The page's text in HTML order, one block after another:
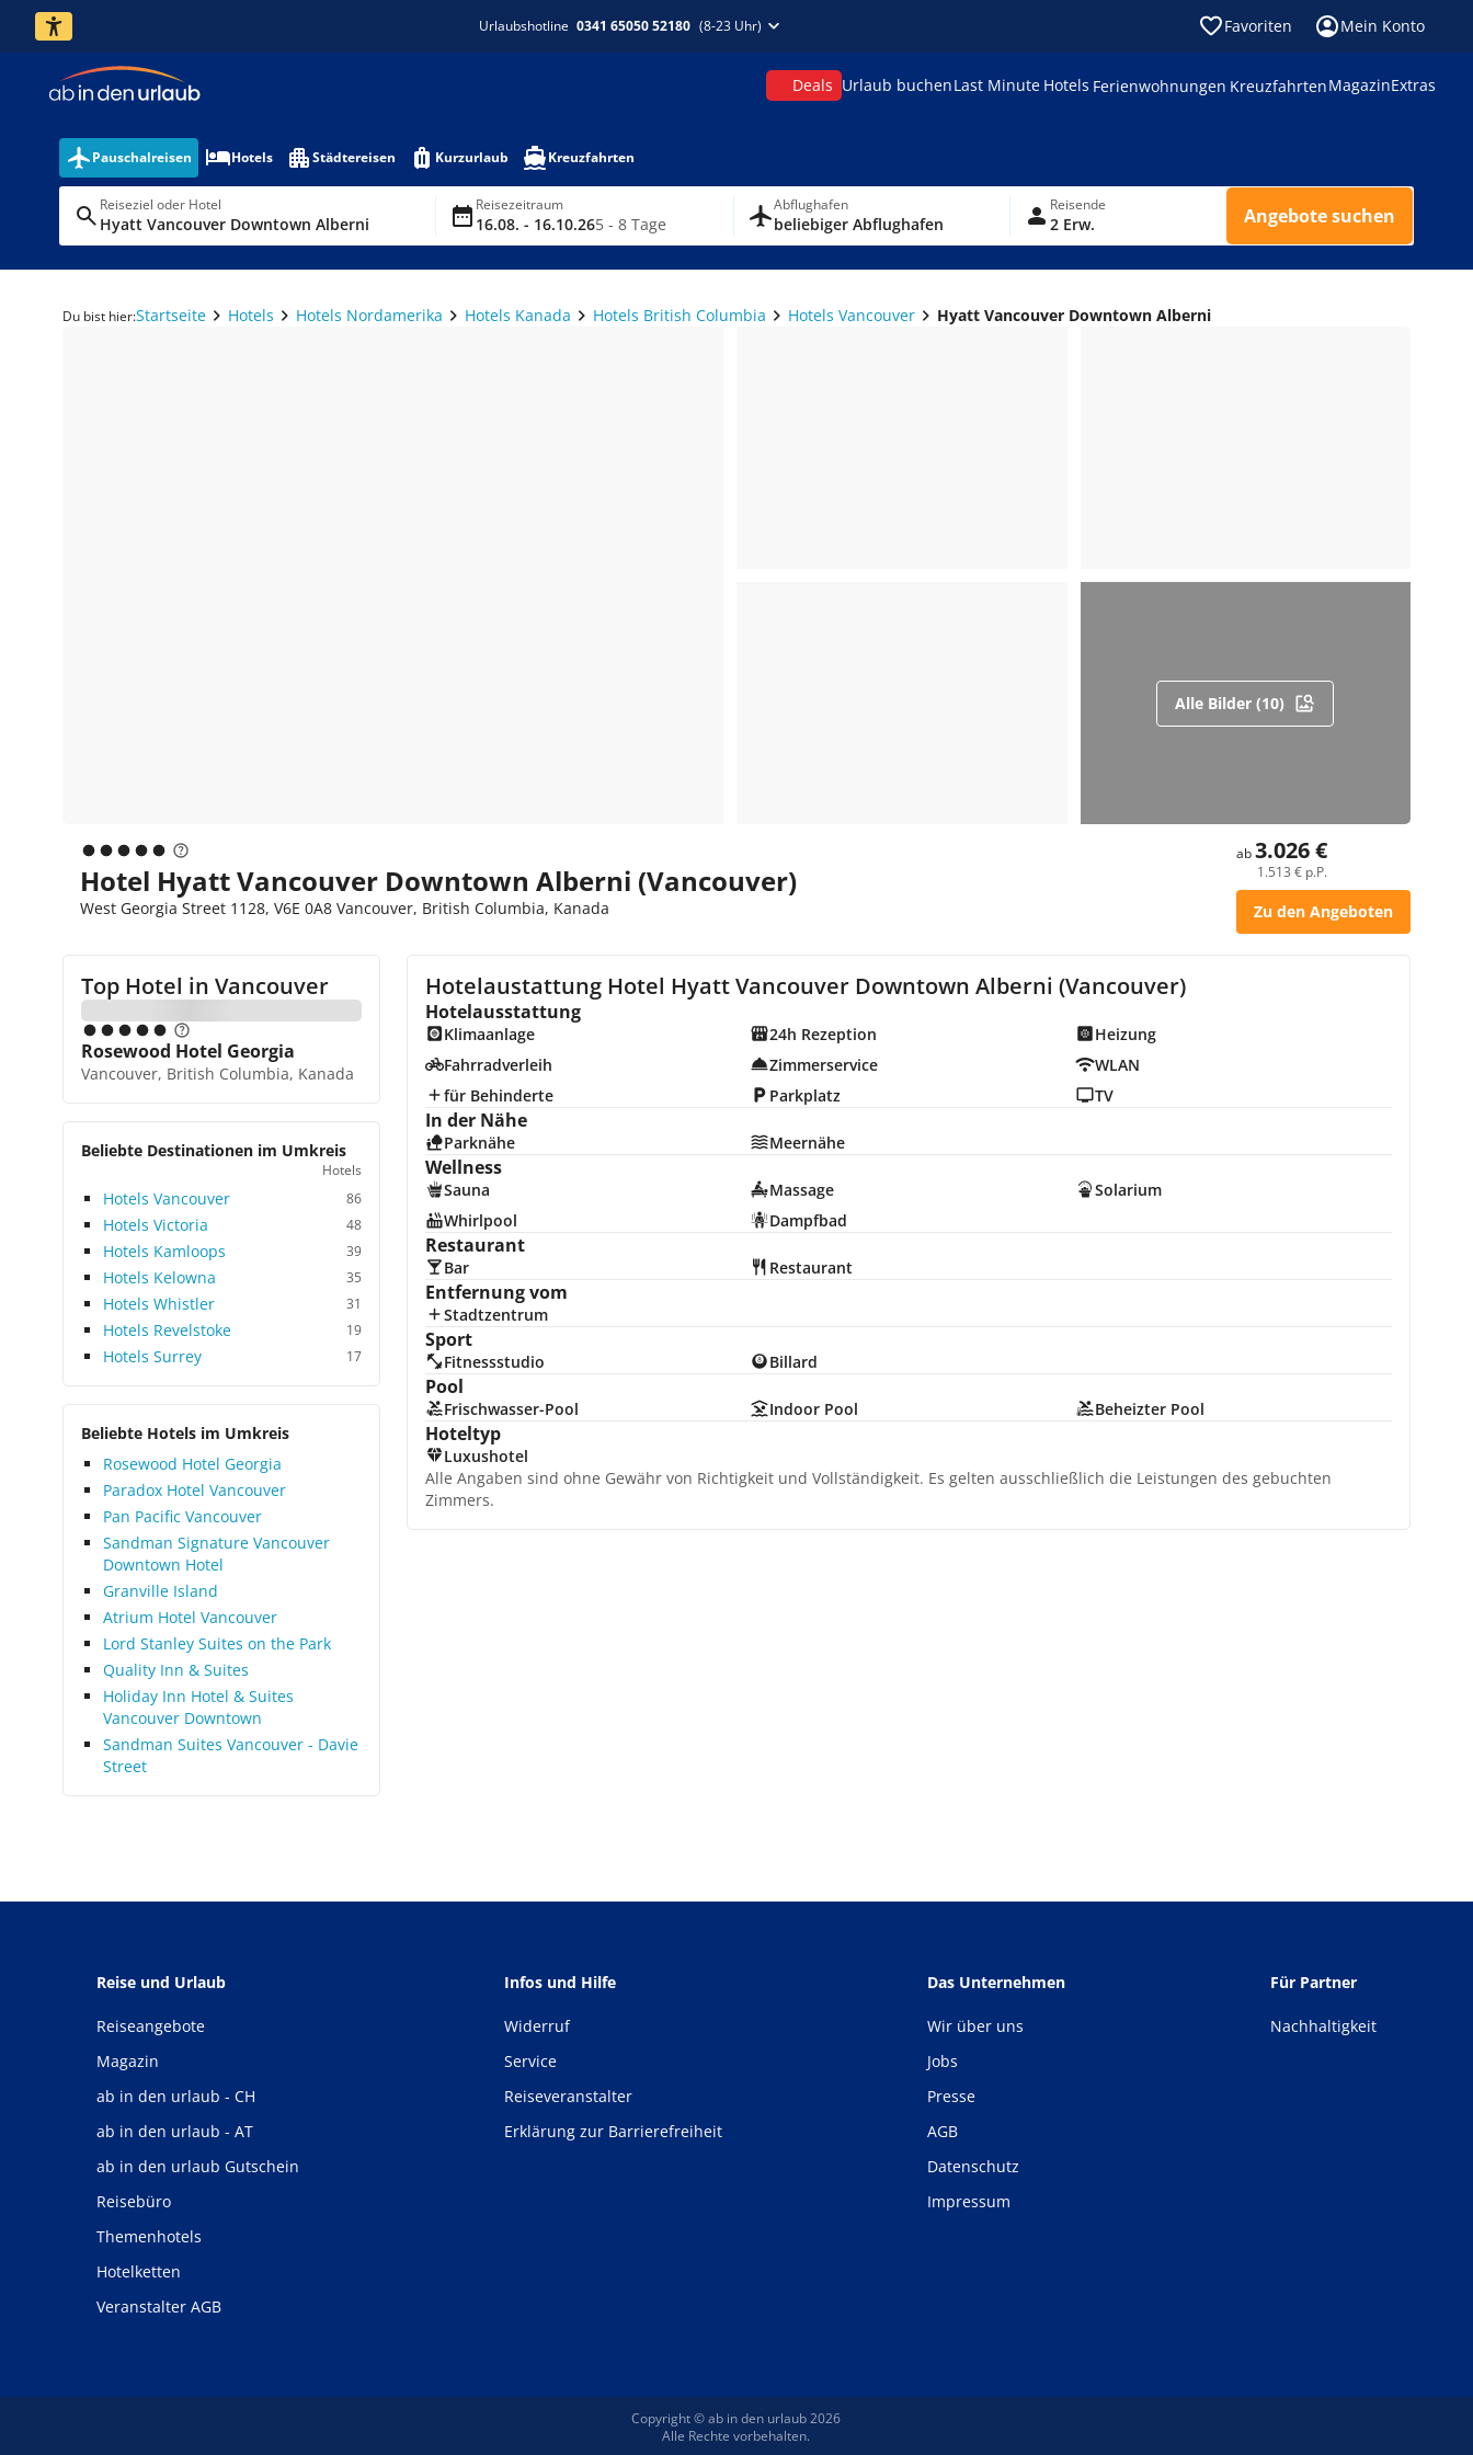
Urlaubshotline 0341 65050 52180 (8-23 Uhr) Favoriten Mein Konto
Deals Urlaub buchenLast Minute Hotels Ferienwohnungen KreuzfahrtenMagazinExtras
Pauschalreisen Hotels Städtereisen Kurzurlaub Kreuzfahrten
Reiseziel oder Hotel
Hyatt Vancouver Downtown Alberni
Reisezeitraum
16.08. - 16.10.265 - 8 Tage
Abflughafen
beliebiger Abflughafen
Reisende
2 Erw. Angebote suchen
Du bist hier:Startseite Hotels Hotels Nordamerika Hotels Kanada Hotels British Columbia Hotels Vancouver Hyatt Vancouver Downtown Alberni
Alle Bilder (10)
Hotel Hyatt Vancouver Downtown Alberni (Vancouver)
West Georgia Street 1128, V6E 0A8 Vancouver, British Columbia, Kanada
ab3.026 €
1.513 € p.P.
Zu den Angeboten
Top Hotel in Vancouver
Rosewood Hotel Georgia
Vancouver, British Columbia, Kanada
Beliebte Destinationen im Umkreis
Hotels
Hotels Vancouver 86
Hotels Victoria 48
Hotels Kamloops 39
Hotels Kelowna 35
Hotels Whistler 31
Hotels Revelstoke 19
Hotels Surrey 17
Beliebte Hotels im Umkreis
Rosewood Hotel Georgia
Paradox Hotel Vancouver
Pan Pacific Vancouver
Sandman Signature Vancouver
Downtown Hotel
Granville Island
Atrium Hotel Vancouver
Lord Stanley Suites on the Park
Quality Inn & Suites
Holiday Inn Hotel & Suites
Vancouver Downtown
Sandman Suites Vancouver - Davie
Street
Hotelaustattung Hotel Hyatt Vancouver Downtown Alberni (Vancouver)
Hotelausstattung
Klimaanlage 24h Rezeption
Heizung
Fahrradverleih
Zimmerservice
WLAN
für Behinderte
Parkplatz TV
In der Nähe
Parknähe Meernähe
Wellness
Sauna Massage
Solarium
Whirlpool
Dampfbad
Restaurant
Bar Restaurant
Entfernung vom
Stadtzentrum
Sport
Fitnessstudio Billard
Pool
Frischwasser-Pool Indoor Pool Beheizter Pool
Hoteltyp
Luxushotel
Alle Angaben sind ohne Gewähr von Richtigkeit und Vollständigkeit. Es gelten ausschließlich die Leistungen des gebuchten
Zimmers.
Reise und Urlaub
Reiseangebote
Magazin
ab in den urlaub - CH
ab in den urlaub - AT
ab in den urlaub Gutschein
Reisebüro
Themenhotels
Hotelketten
Veranstalter AGB
Infos und Hilfe
Widerruf
Service
Reiseveranstalter
Erklärung zur Barrierefreiheit
Das Unternehmen
Wir über uns
Jobs
Presse
AGB
Datenschutz
Impressum
Für Partner
Nachhaltigkeit
Copyright © ab in den urlaub 2026
Alle Rechte vorbehalten.